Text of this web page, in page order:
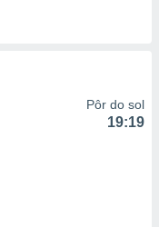
Pôr do sol
19:19